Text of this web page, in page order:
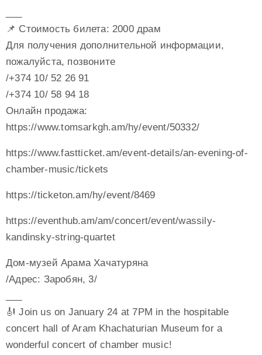
📌 Стоимость билета: 2000 драм
Для получения дополнительной информации,
пожалуйста, позвоните
/+374 10/ 52 26 91
/+374 10/ 58 94 18
Онлайн продажа:
https://www.tomsarkgh.am/hy/event/50332/
https://www.fastticket.am/event-details/an-evening-of-
chamber-music/tickets
https://ticketon.am/hy/event/8469
https://eventhub.am/am/concert/event/wassily-
kandinsky-string-quartet
Дом-музей Арама Хачатуряна
/Адрес: Заробян, 3/
🎻 Join us on January 24 at 7PM in the hospitable
concert hall of Aram Khachaturian Museum for a
wonderful concert of chamber music!